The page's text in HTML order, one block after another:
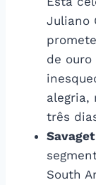
Juliano
de
alegria,
três
South